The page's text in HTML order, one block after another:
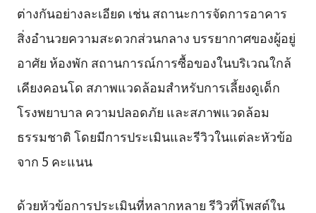
ต่างกันอย่างละเอียด เช่น สถานะการจัดการอาคาร
สิ่งอำนวยความสะดวกส่วนกลาง บรรยากาศของผู้อยู่
อาศัย ห้องพัก สถานการณ์การซื้อของในบริเวณใกล้
เคียงคอนโด สภาพแวดล้อมสำหรับการเลี้ยงดูเด็ก
โรงพยาบาล ความปลอดภัย และสภาพแวดล้อม
ธรรมชาติ โดยมีการประเมินและรีวิวในแต่ละหัวข้อ
จาก 5 คะแนน
ด้วยหัวข้อการประเมินที่หลากหลาย รีวิวที่โพสต์ใน